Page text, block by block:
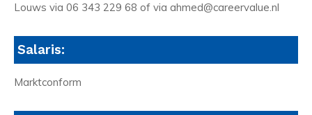
Louws via 06 343 229 68 of via ahmed@careervalue.nl
Salaris:
Marktconform